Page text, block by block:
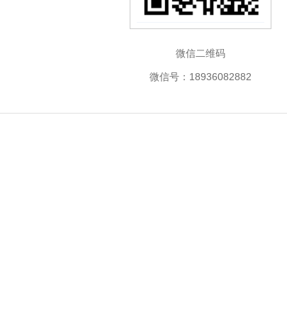
微信二维码
微信号：18936082882